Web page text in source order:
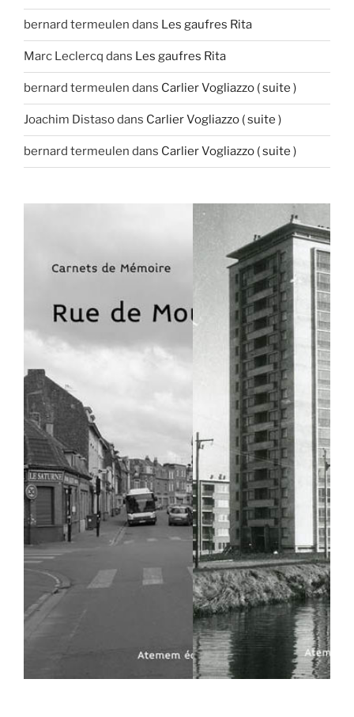
bernard termeulen dans Les gaufres Rita
Marc Leclercq dans Les gaufres Rita
bernard termeulen dans Carlier Vogliazzo ( suite )
Joachim Distasodans Carlier Vogliazzo ( suite )
bernard termeulen dans Carlier Vogliazzo ( suite )